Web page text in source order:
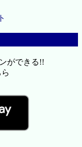
ができる!!